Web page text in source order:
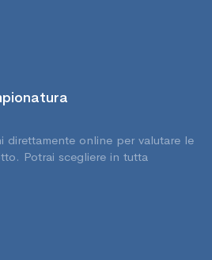
direttamente online per valutare le
Potrai scegliere in tutta